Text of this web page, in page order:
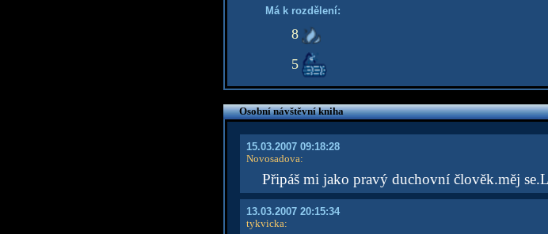
Má k rozdělení:
8
5
Osobní návštěvní kniha
15.03.2007 09:18:28
Novosadova:
Připáš mi jako pravý duchovní člověk.měj
13.03.2007 20:15:34
tykvicka: